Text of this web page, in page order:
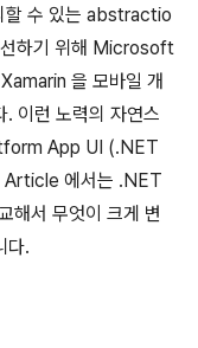
수 있는 abstractio
선하기 위해 Microsoft
을 모바일 개
. 이런 노력의 자연스
App UI (.NET
Article 에서는 .NET
해서 무엇이 크게 변
다.